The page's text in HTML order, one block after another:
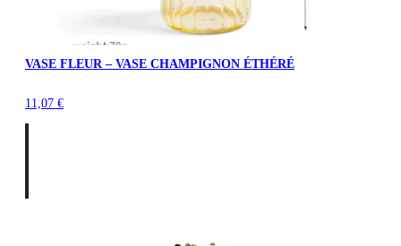
VASE FLEUR – VASE CHAMPIGNON ÉTHÉRÉ
11,07 €